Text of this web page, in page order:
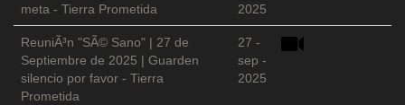
meta - Tierra Prometida
2025
ReuniÃ³n "SÃ© Sano" | 27 de
Septiembre de 2025 | Guarden
silencio por favor - Tierra
Prometida
27 -
sep -
2025